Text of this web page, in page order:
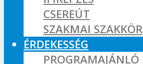
CSEREÚT
SZAKMAI SZAKKÖR
ÉRDEKESSÉG
PROGRAMAJÁNLÓ